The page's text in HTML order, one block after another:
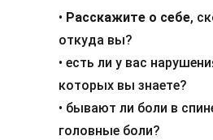
• Расскажите о себе,
откуда вы?
• есть ли у вас
которых вы знаете?
• бывают ли боли в
головные боли?